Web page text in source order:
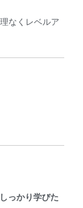
なくレベルア
っかり学びた